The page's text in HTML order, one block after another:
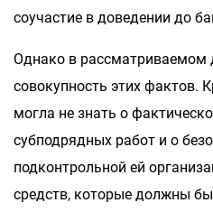
соучастие в доведении до
Однако в рассматриваемом
совокупность этих фактов.
могла не знать о
субподрядных работ и о
подконтрольной ей
средств, которые должны